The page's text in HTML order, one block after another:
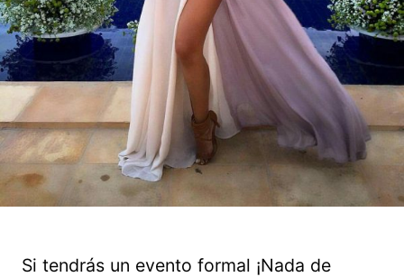
Si tendrás un evento formal ¡Nada de